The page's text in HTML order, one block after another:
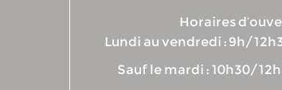
Horaires
Lundi au vendredi : 9h/
Sauf le mardi : 10h30/